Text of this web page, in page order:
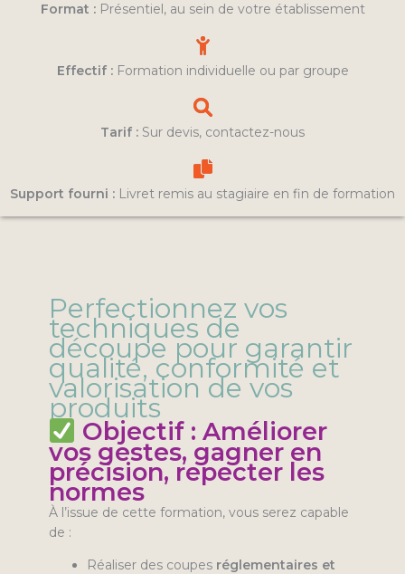
Format : Présentiel, au sein de votre établissement
Effectif :Formation individuelle ou par groupe
Tarif : Sur devis, contactez-nous
Support fourni : Livret remis au stagiaire en fin de formation
Perfectionnez vos
techniques de
découpe pour garantir
qualité, conformité et
valorisation de vos
produits
Objectif : Améliorer
vos gestes, gagner en
précision, repecter les
normes
À l’issue de cette formation, vous serez capable
de :
Réaliser des coupes réglementaires et